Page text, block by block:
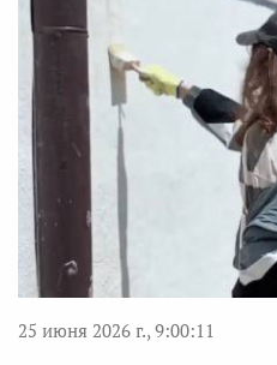
25 июня 2026 г., 9:00:11